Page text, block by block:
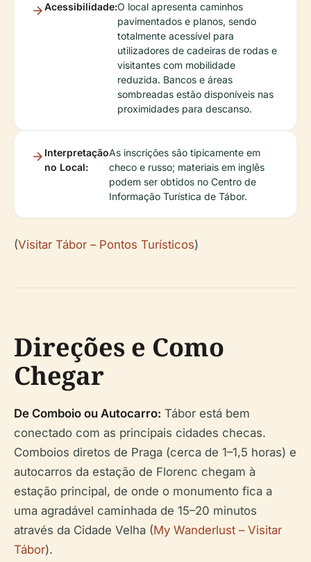
Acessibilidade:O local apresenta caminhos
pavimentados e planos, sendo
totalmente acessível para
utilizadores de cadeiras de rodas e
visitantes com mobilidade
reduzida. Bancos e áreas
sombreadas estão disponíveis nas
proximidades para descanso.
Interpretação
no Local:
As inscrições são tipicamente em
checo e russo; materiais em inglês
podem ser obtidos no Centro de
Informação Turística de Tábor.
(Visitar Tábor – Pontos Turísticos)
Direções e Como
Chegar
De Comboio ou Autocarro: Tábor está bem
conectado com as principais cidades checas.
Comboios diretos de Praga (cerca de 1–1,5 horas) e
autocarros da estação de Florenc chegam à
estação principal, de onde o monumento fica a
uma agradável caminhada de 15–20 minutos
através da Cidade Velha (My Wanderlust – Visitar
Tábor).